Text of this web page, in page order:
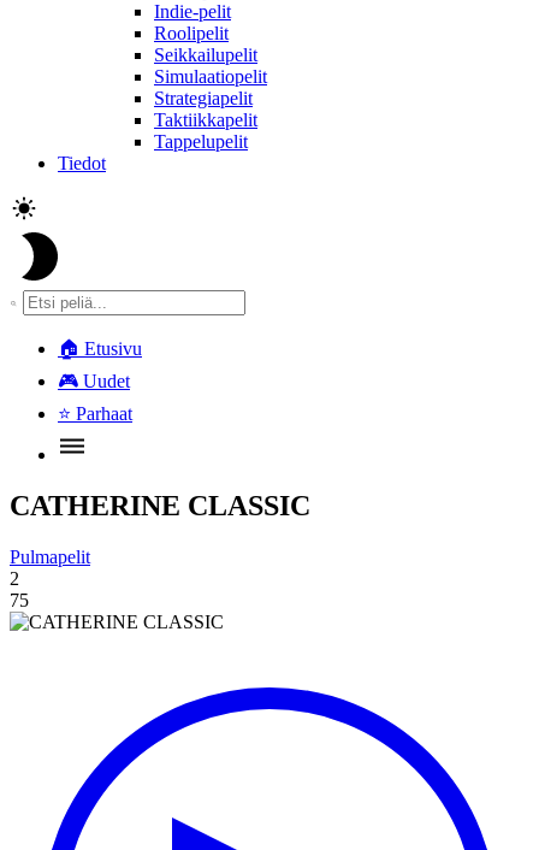
Indie-pelit
Roolipelit
Seikkailupelit
Simulaatiopelit
Strategiapelit
Taktiikkapelit
Tappelupelit
Tiedot
🏠 Etusivu
🎮 Uudet
⭐ Parhaat
CATHERINE CLASSIC
Pulmapelit
2
75